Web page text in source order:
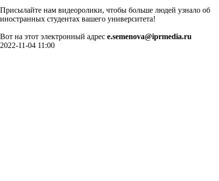
Присылайте нам видеоролики, чтобы больше людей узнало об
иностранных студентах вашего университета!
Вот на этот электронный адрес e.semenova@iprmedia.ru
2022-11-04 11:00